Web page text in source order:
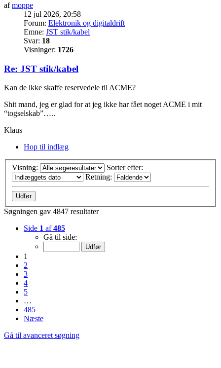
afmoppe
12 jul 2026, 20:58
Forum: Elektronik og digitaldrift
Emne: JST stik/kabel
Svar: 18
Visninger: 1726
Re: JST stik/kabel
Kan de ikke skaffe reservedele til ACME?
Shit mand, jeg er glad for at jeg ikke har fået noget ACME i mit
“togselskab”…..
Klaus
Hop til indlæg
Visning:
Sorter efter:
Retning:
Søgningen gav 4847 resultater
Side 1 af485
Gå til side:
1
2
3
4
5
…
485
Næste
Gå til avanceret søgning